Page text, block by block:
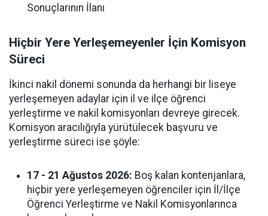
Sonuçlarının İlanı
Hiçbir Yere Yerleşemeyenler İçin Komisyon
Süreci
İkinci nakil dönemi sonunda da herhangi bir liseye
yerleşemeyen adaylar için il ve ilçe öğrenci
yerleştirme ve nakil komisyonları devreye girecek.
Komisyon aracılığıyla yürütülecek başvuru ve
yerleştirme süreci ise şöyle:
17 - 21 Ağustos 2026: Boş kalan kontenjanlara,
hiçbir yere yerleşemeyen öğrenciler için İl/İlçe
Öğrenci Yerleştirme ve Nakil Komisyonlarınca